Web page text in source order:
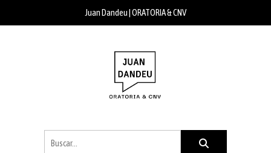
Juan Dandeu | ORATORIA & CNV